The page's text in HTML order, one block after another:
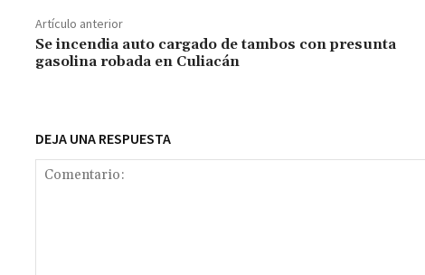
o
o
k
sA
p
p
ge m Li ar
Artículo anterior
Se incendia auto cargado de tambos con presunta
gasolina robada en Culiacán
DEJA UNA RESPUESTA